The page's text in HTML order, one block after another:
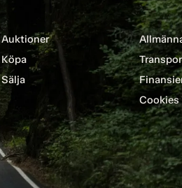
Auktioner
Köpa
Sälja
Cookies